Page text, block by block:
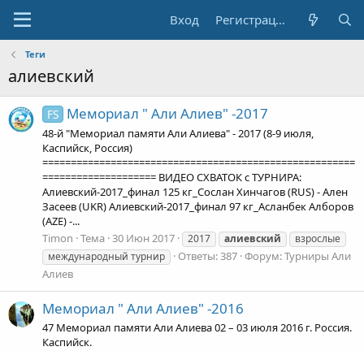
Вход Регистрация
Теги
алиевский
FS Мемориал " Али Алиев" -2017
48-й "Мемориал памяти Али Алиева" - 2017 (8-9 июля,
Каспийск, Россия)
=======================================================
==================== ВИДЕО СХВАТОК с ТУРНИРА:
Алиевский-2017_финал 125 кг_Сослан Хинчагов (RUS) - Ален
Засеев (UKR) Алиевский-2017_финал 97 кг_Асланбек Алборов
(AZE) -...
Timon Тема 30 Июн 2017 2017 алиевский
взрослые
международный турнир
Ответы: 387 Форум:Турниры Али
Алиев
Мемориал " Али Алиев" -2016
47 Мемориал памяти Али Алиева 02 – 03 июля 2016 г. Россия.
Каспийск.